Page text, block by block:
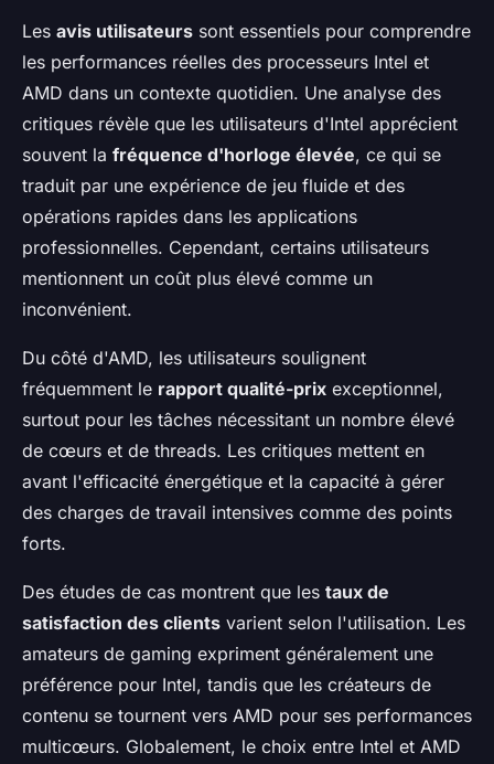
Les avis utilisateurs sont essentiels pour comprendre
les performances réelles des processeurs Intel et
AMD dans un contexte quotidien. Une analyse des
critiques révèle que les utilisateurs d'Intel apprécient
souvent la fréquence d'horloge élevée, ce qui se
traduit par une expérience de jeu fluide et des
opérations rapides dans les applications
professionnelles. Cependant, certains utilisateurs
mentionnent un coût plus élevé comme un
inconvénient.
Du côté d'AMD, les utilisateurs soulignent
fréquemment le rapport qualité-prix exceptionnel,
surtout pour les tâches nécessitant un nombre élevé
de cœurs et de threads. Les critiques mettent en
avant l'efficacité énergétique et la capacité à gérer
des charges de travail intensives comme des points
forts.
Des études de cas montrent que les taux de
satisfaction des clients varient selon l'utilisation. Les
amateurs de gaming expriment généralement une
préférence pour Intel, tandis que les créateurs de
contenu se tournent vers AMD pour ses performances
multicœurs. Globalement, le choix entre Intel et AMD